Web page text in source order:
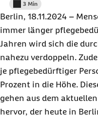
Lesedauer weniger als
3 Min
Berlin, 18.11.2024 –
immer länger
Jahren wird sich die
nahezu verdoppeln.
je pflegebedürftiger
Prozent in die Höhe.
gehen aus dem
hervor, der heute in